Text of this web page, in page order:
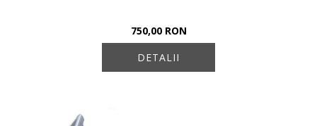
750,00 RON
DETALII